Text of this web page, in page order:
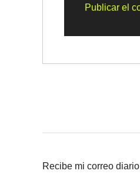
Recibe mi correo diario